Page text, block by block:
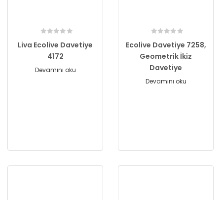
Liva Ecolive Davetiye
4172
Devamını oku
Ecolive Davetiye 7258,
Geometrik İkiz
Davetiye
Devamını oku